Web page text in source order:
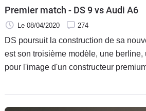
Premier match - DS 9 vs Audi A6
Le 08/04/2020 274
DS poursuit la construction de sa
est son troisième modèle, une
pour l'image d'un constructeur
duel virtuel pour voir les forces et
face à l'allemande.